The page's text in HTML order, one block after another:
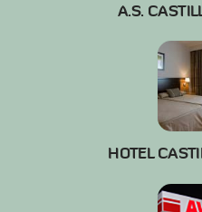
A.S.
HOTEL